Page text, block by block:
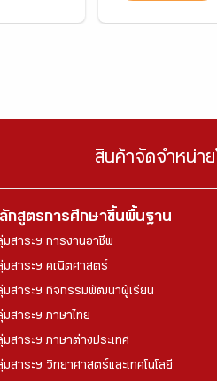
สินค้าจัดจำหน่า
กสูตรการศึกษาขึ้นพื้นฐาน
มสาระฯ การงานอาชีพ
มสาระฯ คณิตศาสตร์
มสาระฯ กิจกรรมพัฒนาผู้เรียน
มสาระฯ ภาษาไทย
มสาระฯ ภาษาต่างประเทศ
มสาระฯ วิทยาศาสตร์และเทคโนโลยี